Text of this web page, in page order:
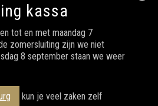
kassa
tot en met maandag 7
zomersluiting zijn we niet
8 september staan we weer
kun je veel zaken zelf
de mogelijkheden van jouw
Schouwburg Lochem?